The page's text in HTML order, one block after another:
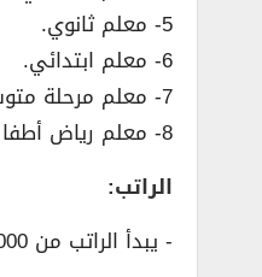
5- معلم ثانوي.
6- معلم ابتدائي.
7- معلم مرحلة متوسطة.
8- معلم رياض أطفال.
الراتب:
­- يبدأ الراتب من 5,000 ريال.